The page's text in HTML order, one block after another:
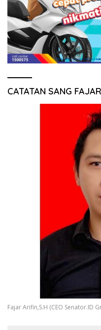
CATATAN SANG FAJAR
Fajar Arifin,S.H (CEO Senator.ID